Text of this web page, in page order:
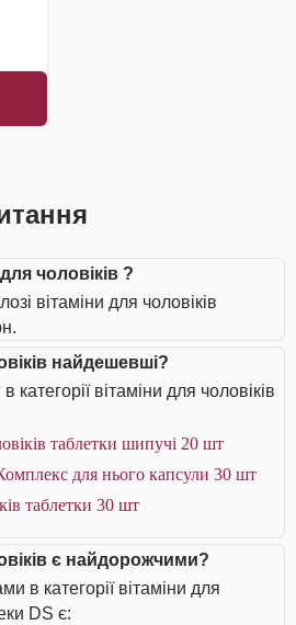
чоловіків ?
вітаміни для чоловіків
найдешевші?
вітаміни для чоловіків
таблетки шипучі 20 шт
для нього капсули 30 шт
таблетки 30 шт
є найдорожчими?
в категорії вітаміни для
DS є: